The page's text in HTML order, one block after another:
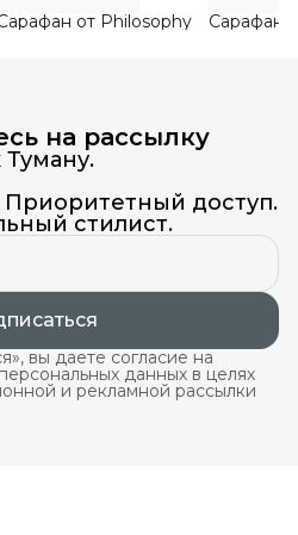
от Philosophy
Сарафан
на рассылку
Туману.
доступ.
стилист.
вы даете согласие на
данных в целях
и рекламной рассылки